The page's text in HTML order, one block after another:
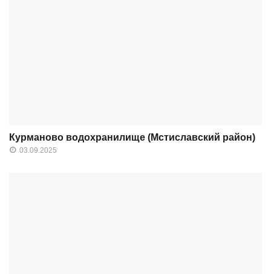
Курманово водохранилище (Мстиславский район)
03.09.2025